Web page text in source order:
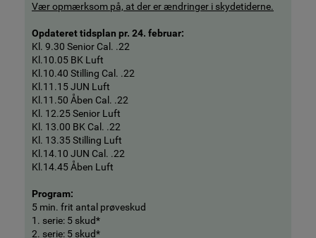
Vær opmærksom på, at der er ændringer i skydetiderne.
Opdateret tidsplan pr. 24. februar:
Kl. 9.30 Senior Cal. .22
Kl.10.05 BK Luft
Kl.10.40 Stilling Cal. .22
Kl.11.15 JUN Luft
Kl.11.50 Åben Cal. .22
Kl. 12.25 Senior Luft
Kl. 13.00 BK Cal. .22
Kl. 13.35 Stilling Luft
Kl.14.10 JUN Cal. .22
Kl.14.45 Åben Luft
Program:
5 min. frit antal prøveskud
1. serie: 5 skud*
2. serie: 5 skud*